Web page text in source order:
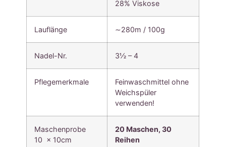
28% Viskose
Lauflänge ∼280m / 100g
Nadel-Nr. 3½ – 4
Pflegemerkmale
Feinwaschmittel ohne
Weichspüler
verwenden!
Maschenprobe
10 x 10cm
20 Maschen, 30
Reihen